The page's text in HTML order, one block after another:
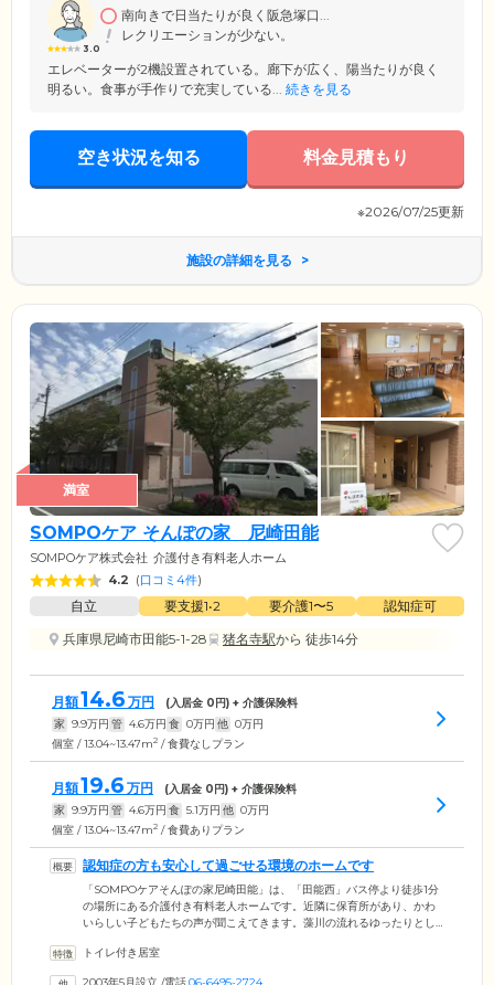
を作成。介護・看護・医療の連携によりご希望を叶えられるように努め
ていきます。
3.0
南向きで日当たりが良く阪急塚口...
レクリエーションが少ない。
エレベーターが2機設置されている。廊下が広く、陽当たりが良く
明るい。食事が手作りで充実している... 続きを見る
空き状況を知る 料金見積もり
※2026/07/25更新
施設の詳細を見る
満室
SOMPOケア そんぽの家 尼崎田能
SOMPOケア株式会社 介護付き有料老人ホーム
4.2 (口コミ4件)
自立 要支援1•2 要介護1〜5
認知症可
兵庫県尼崎市田能5-1-28
猪名寺駅から 徒歩14分
月額14.6 万円 (入居金 0円) + 介護保険料
家 9.9万円 管 4.6万円 食 0万円 他 0万円
個室 / 13.04~13.47m2 / 食費なしプラン
月額19.6 万円 (入居金 0円) + 介護保険料
家 9.9万円 管 4.6万円 食 5.1万円 他 0万円
個室 / 13.04~13.47m2 / 食費ありプラン
認知症の方も安心して過ごせる環境のホームです
「SOMPOケアそんぽの家尼崎田能」は、「田能西」バス停より徒歩1分
の場所にある介護付き有料老人ホームです。近隣に保育所があり、かわ
いらしい子どもたちの声が聞こえてきます。藻川の流れるゆったりとし
を身につけたスタッフが24時間体制で常駐。ご入居者様の生活を見守り
トイレ付き居室